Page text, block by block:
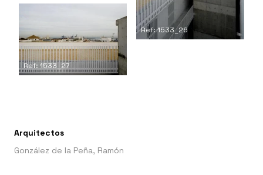
Ref: 1533_26
Ref: 1533_27
Arquitectos
González de la Peña, Ramón